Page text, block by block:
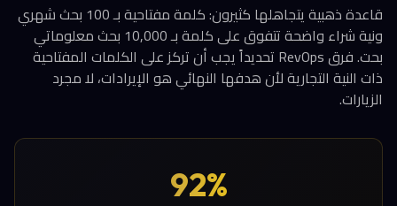
قاعدة ذهبية يتجاهلها كثيرون: كلمة مفتاحية بـ 100 بحث شهري
ونية شراء واضحة تتفوق على كلمة بـ 10,000 بحث معلوماتي
بحت. فرق RevOps تحديداً يجب أن تركز على الكلمات المفتاحية
ذات النية التجارية لأن هدفها النهائي هو الإيرادات، لا مجرد
الزيارات.
92%